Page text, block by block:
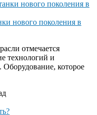
нового поколения в
отмечается
технологий и
Оборудование, которое